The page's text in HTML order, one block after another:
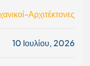
Αρχιτέκτονες
10 Ιουλίου, 2026